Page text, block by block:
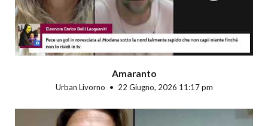
Amaranto
Urban Livorno 22 Giugno, 2026 11:17 pm